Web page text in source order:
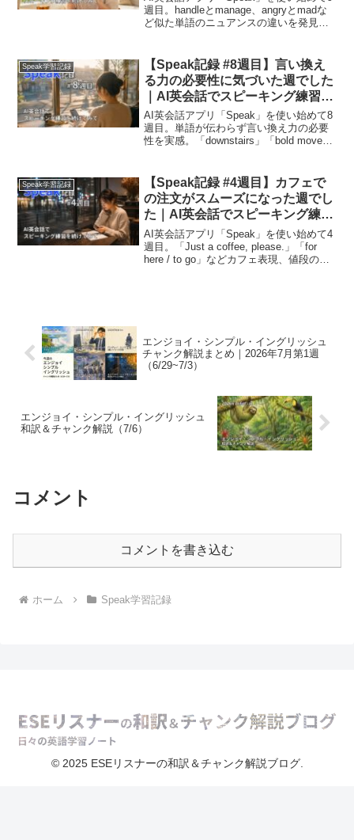
週目。handleとmanage、angryとmadな
ど似た単語のニュアンスの違いを発見。
た学習記録。
Speak学習記録
【Speak記録 #8週目】言い換え
る力の必要性に気づいた週でした
｜AI英会話でスピーキング練習を
続けてみて
AI英会話アプリ「Speak」を使い始めて8
週目。単語が伝わらず言い換え力の必要
性を実感。「downstairs」「bold move」
Speak学習記録
【Speak記録 #4週目】カフェで
の注文がスムーズになった週でし
た｜AI英会話でスピーキング練習
を続けてみて
AI英会話アプリ「Speak」を使い始めて4
週目。「Just a coffee, please.」「for
here / to go」などカフェ表現、値段の言
エンジョイ・シンプル・イングリッシュ
チャンク解説まとめ｜2026年7月第1週
（6/29~7/3）
エンジョイ・シンプル・イングリッシュ
和訳＆チャンク解説（7/6）
コメント
コメントを書き込む
ホーム Speak学習記録
© 2025 ESEリスナーの和訳＆チャンク解説ブログ.